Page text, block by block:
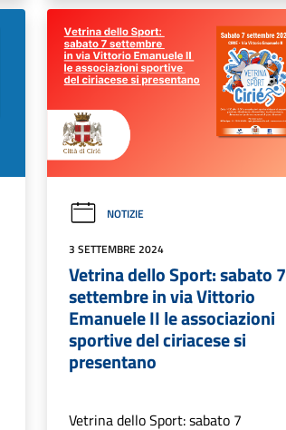
NOTIZIE
3 SETTEMBRE 2024
Vetrina dello Sport: sabato 7
settembre in via Vittorio
Emanuele II le associazioni
sportive del ciriacese si
presentano
Vetrina dello Sport: sabato 7